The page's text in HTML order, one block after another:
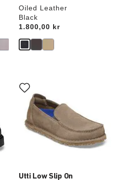
Oiled Leather
Black
Price:
1.800,00 kr
Utti Low Slip On
med
swatch-
farger
oppdatere
produktbildet